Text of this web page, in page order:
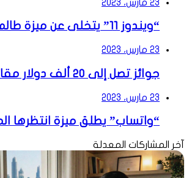
23 مارس، 2023
“ويندوز 11” يتخلى عن ميزة طالما نفعت المستخدمين
23 مارس، 2023
جوائز تصل إلى 20 ألف دولار مقابل الإبلاغ عن الثغرات الأمنية في “شات جي بي تي”
23 مارس، 2023
“واتساب” يطلق ميزة انتظرها
آخر المشاركات المعدلة